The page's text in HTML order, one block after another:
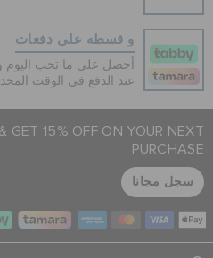
و قسطه على دفعات
عند الدفع في الوقت
GET 15% OFF ON YOUR NEXT
PURCHASE
سجل مجانا